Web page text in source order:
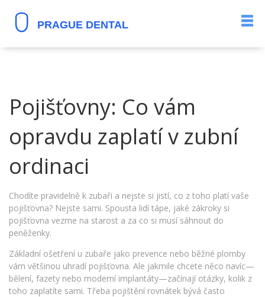
Pojišťovny: Co vám
opravdu zaplatí v zubní
ordinaci
Chodíte pravidelně k zubaři a nejste si jistí, co z toho platí vaše
pojišťovna? Nejste sami. Spousta lidí tápe, jaké zákroky si
pojišťovna vezme na starost a za co si musí sáhnout do
peněženky.
Základní ošetření u zubaře jako prevence nebo běžné plomby
vám většinou uhradí pojišťovna. Ale jakmile chcete něco navíc—
bělení, fazety nebo moderní implantáty—začínají otázky, kolik z
toho zaplatíte sami. Třeba pojištění rovnátek bývá často